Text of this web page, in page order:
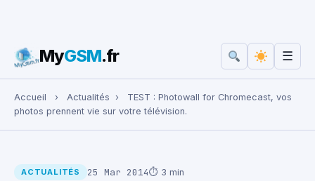
Rechercher :
MyGSM.fr ☰
Accueil › Actualités ›
TEST : Photowall for Chromecast, vos
photos prennent vie sur votre télévision.
ACTUALITÉS 25 Mar 2014⏱ 3 min